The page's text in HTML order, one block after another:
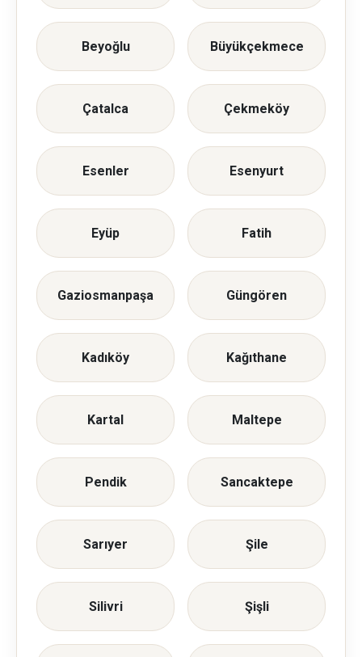
Beyoğlu Büyükçekmece
Çatalca Çekmeköy
Esenler Esenyurt
Eyüp Fatih
Gaziosmanpaşa Güngören
Kadıköy Kağıthane
Kartal Maltepe
Pendik Sancaktepe
Sarıyer Şile
Silivri Şişli